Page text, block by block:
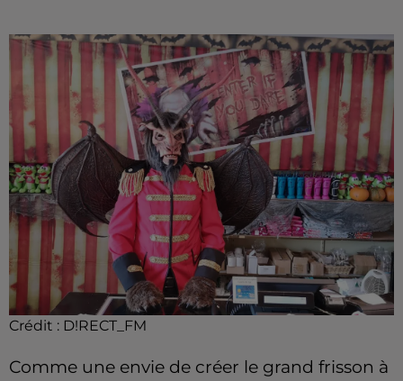
Crédit : D!RECT_FM
Comme une envie de créer le grand frisson à